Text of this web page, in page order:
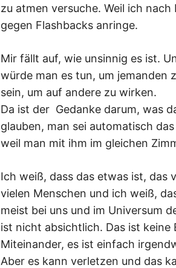
zu atmen versuche. Weil ich
gegen Flashbacks anringe.
Mir fällt auf, wie unsinnig es ist.
würde man es tun, um jemanden
sein, um auf andere zu wirken.
Da ist der Gedanke darum, was
glauben, man sei automatisch
weil man mit ihm im gleichen
Ich weiß, dass das etwas ist, das
vielen Menschen und ich weiß,
meist bei uns und im Universum
ist nicht absichtlich. Das ist
Miteinander, es ist einfach
Aber es kann verletzen und das